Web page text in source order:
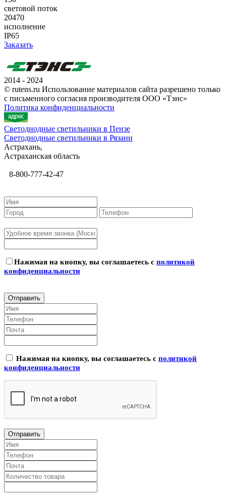
световой поток
20470
исполнение
IP65
Заказать
2014 - 2024
© rutens.ru Использование материалов сайта разрешено только
с письменного согласия производителя ООО «Тэнс»
Политика конфиденциальности
Светодиодные светильники в Пензе
Светодиодные светильники в Рязани
Астрахань,
Астраханская область
8-800-777-42-47
Нажимая на кнопку, вы соглашаетесь с политикой
конфиденциальности
Нажимая на кнопку, вы соглашаетесь с политикой
конфиденциальности